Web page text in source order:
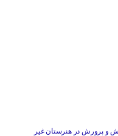
و پرورش در هنرستان غیر